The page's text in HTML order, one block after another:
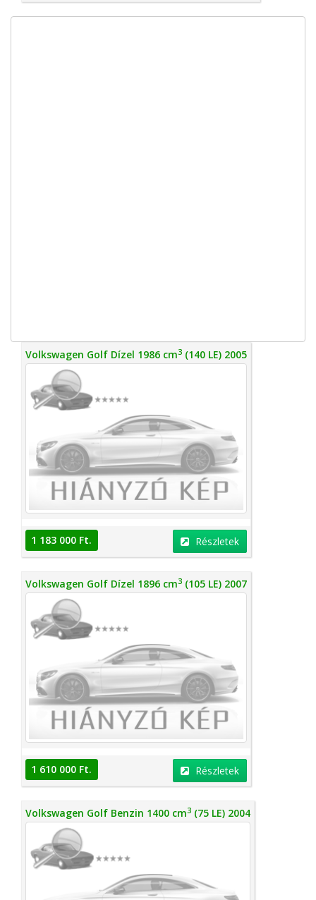
Volkswagen Golf Dízel 1986 cm3 (140 LE) 2005
1 183 000 Ft. Részletek
Volkswagen Golf Dízel 1896 cm3 (105 LE) 2007
1 610 000 Ft. Részletek
Volkswagen Golf Benzin 1400 cm3 (75 LE) 2004